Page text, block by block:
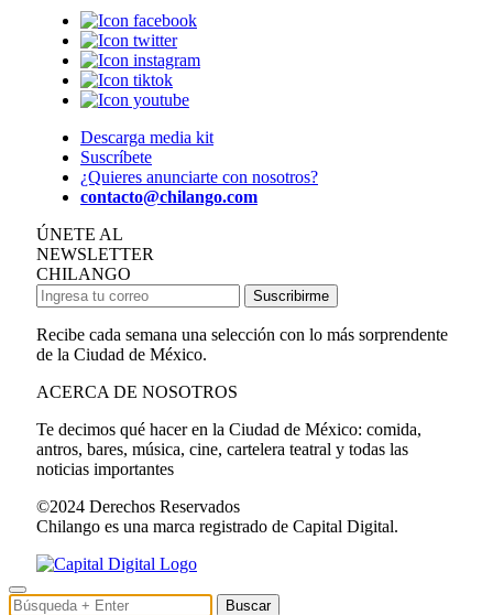
Descarga media kit
Suscríbete
¿Quieres anunciarte con nosotros?
contacto@chilango.com
ÚNETE AL
NEWSLETTER
CHILANGO
Suscribirme
Recibe cada semana una selección con lo más sorprendente
de la Ciudad de México.
ACERCA DE NOSOTROS
Te decimos qué hacer en la Ciudad de México: comida,
antros, bares, música, cine, cartelera teatral y todas las
noticias importantes
©2024 Derechos Reservados
Chilango es una marca registrado de Capital Digital.
Buscar